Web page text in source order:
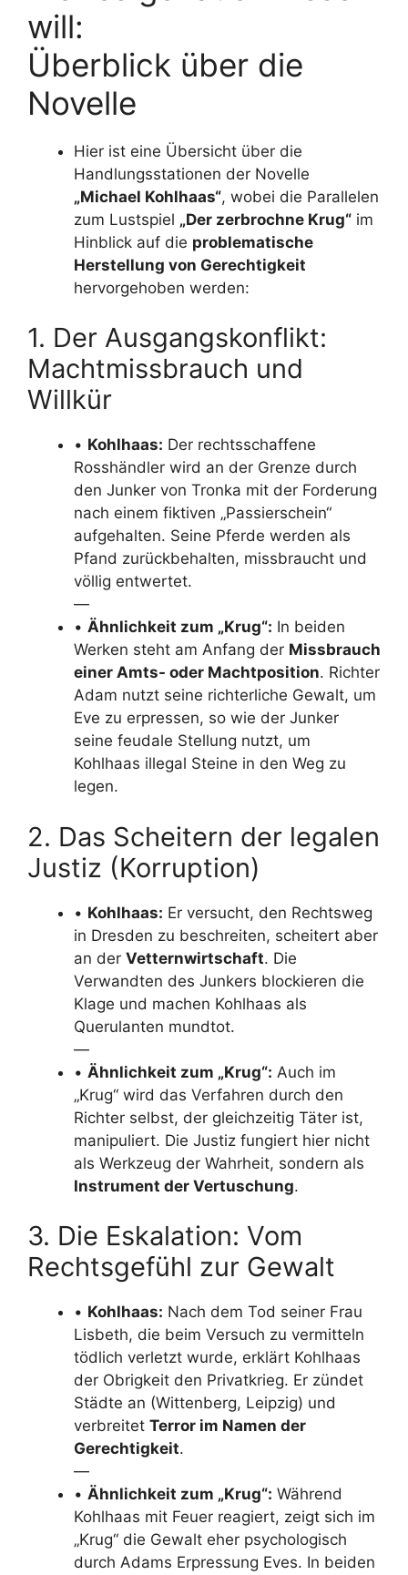
will:
Überblick über die
Novelle
Hier ist eine Übersicht über die
Handlungsstationen der Novelle
„Michael Kohlhaas“, wobei die Parallelen
zum Lustspiel „Der zerbrochne Krug“ im
Hinblick auf die problematische
Herstellung von Gerechtigkeit
hervorgehoben werden:
1. Der Ausgangskonflikt:
Machtmissbrauch und
Willkür
• Kohlhaas: Der rechtsschaffene
Rosshändler wird an der Grenze durch
den Junker von Tronka mit der Forderung
nach einem fiktiven „Passierschein“
aufgehalten. Seine Pferde werden als
Pfand zurückbehalten, missbraucht und
völlig entwertet.
—
• Ähnlichkeit zum „Krug“: In beiden
Werken steht am Anfang der Missbrauch
einer Amts- oder Machtposition. Richter
Adam nutzt seine richterliche Gewalt, um
Eve zu erpressen, so wie der Junker
seine feudale Stellung nutzt, um
Kohlhaas illegal Steine in den Weg zu
legen.
2. Das Scheitern der legalen
Justiz (Korruption)
• Kohlhaas: Er versucht, den Rechtsweg
in Dresden zu beschreiten, scheitert aber
an der Vetternwirtschaft. Die
Verwandten des Junkers blockieren die
Klage und machen Kohlhaas als
Querulanten mundtot.
—
• Ähnlichkeit zum „Krug“: Auch im
„Krug“ wird das Verfahren durch den
Richter selbst, der gleichzeitig Täter ist,
manipuliert. Die Justiz fungiert hier nicht
als Werkzeug der Wahrheit, sondern als
Instrument der Vertuschung.
3. Die Eskalation: Vom
Rechtsgefühl zur Gewalt
• Kohlhaas: Nach dem Tod seiner Frau
Lisbeth, die beim Versuch zu vermitteln
tödlich verletzt wurde, erklärt Kohlhaas
der Obrigkeit den Privatkrieg. Er zündet
Städte an (Wittenberg, Leipzig) und
verbreitet Terror im Namen der
Gerechtigkeit.
—
• Ähnlichkeit zum „Krug“: Während
Kohlhaas mit Feuer reagiert, zeigt sich im
„Krug“ die Gewalt eher psychologisch
durch Adams Erpressung Eves. In beiden